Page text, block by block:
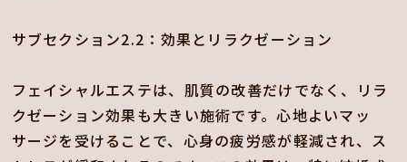
サブセクション2.2：効果とリラクゼーション
フェイシャルエステは、肌質の改善だけでなく、リラ
クゼーション効果も大きい施術です。心地よいマッ
サージを受けることで、心身の疲労感が軽減され、ス